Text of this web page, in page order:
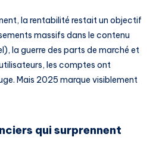
la rentabilité restait un objectif
massifs dans le contenu
la guerre des parts de marché et
les comptes ont
Mais 2025 marque visiblement
qui surprennent